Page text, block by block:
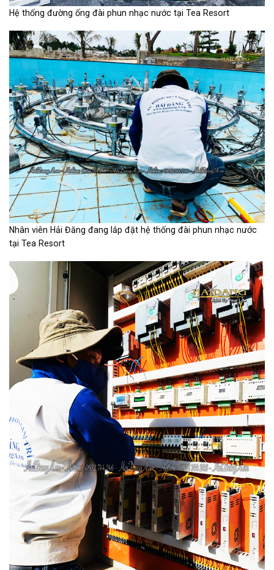
Hệ thống đường ống đài phun nhạc nước tại Tea Resort
Nhân viên Hải Đăng đang lắp đặt hệ thống đài phun nhạc nước
tại Tea Resort